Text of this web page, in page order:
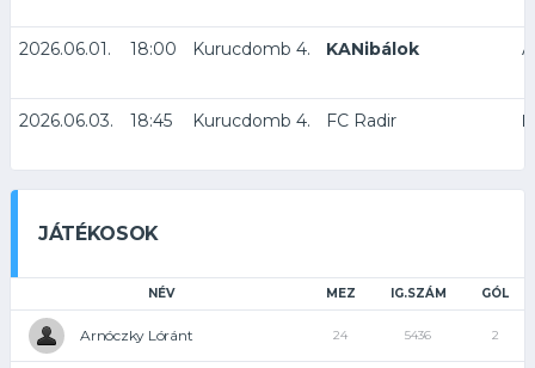
2026.06.01. 18:00 Kurucdomb 4. KANibálok
2026.06.03. 18:45 Kurucdomb 4. FC Radir
JÁTÉKOSOK
NÉV MEZ IG.SZÁM GÓL
Arnóczky Lóránt 24 5436 2